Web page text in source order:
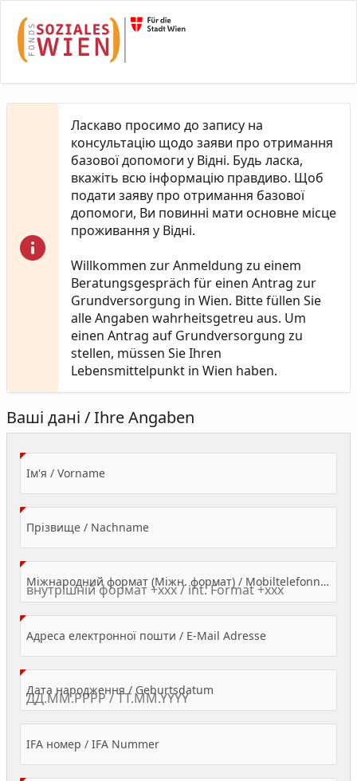
Ласкаво просимо до запису на
консультацію щодо заяви про отримання
базової допомоги у Відні. Будь ласка,
вкажіть всю інформацію правдиво. Щоб
подати заяву про отримання базової
допомоги, Ви повинні мати основне місце
проживання у Відні.
Willkommen zur Anmeldung zu einem
Beratungsgespräch für einen Antrag zur
Grundversorgung in Wien. Bitte füllen Sie
alle Angaben wahrheitsgetreu aus. Um
einen Antrag auf Grundversorgung zu
stellen, müssen Sie Ihren
Lebensmittelpunkt in Wien haben.
Ваші дані / Ihre Angaben
Ім'я / Vorname(Value Required)
Прізвище / Nachname(Value Required)
Міжнародний формат (Міжн. формат) / Mobiltelefonnummer
Адреса електронної пошти / E-Mail Adresse(Value Required)
Дата народження / Geburtsdatum
IFA номер / IFA Nummer